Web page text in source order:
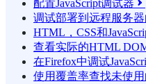
配置JavaScript调试器 
调试部署到远程服务器
HTML，CSS和
查看实际的HTML
在Firefox中调试
使用覆盖率查找未使